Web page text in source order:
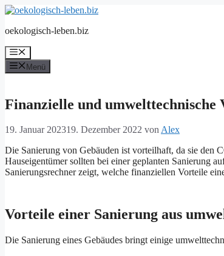
Zum
springen
oekologisch-leben.biz
Menü
Menü
Finanzielle und umwelttechnische
19. Januar 202319. Dezember 2022 vonAlex
Die Sanierung von Gebäuden ist vorteilhaft, da sie den
Hauseigentümer sollten bei einer geplanten Sanierung
Sanierungsrechner zeigt, welche finanziellen Vorteile
Vorteile einer Sanierung aus
Die Sanierung eines Gebäudes bringt einige